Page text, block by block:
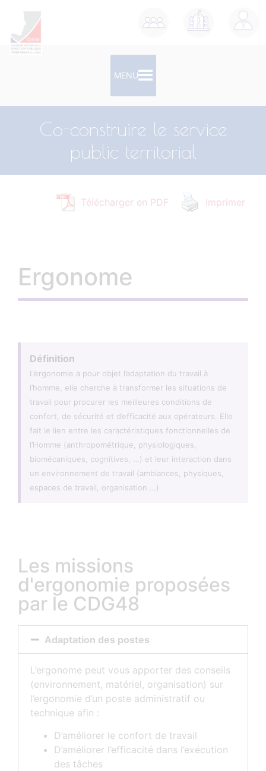
MENU
Co-construire le service
public territorial
Télécharger en PDF Imprimer
Ergonome
Définition
L’ergonomie a pour objet l’adaptation du travail à
l’homme, elle cherche à transformer les situations de
travail pour procurer les meilleures conditions de
confort, de sécurité et d’efficacité aux opérateurs. Elle
fait le lien entre les caractéristiques fonctionnelles de
l’Homme (anthropométrique, physiologiques,
biomécaniques, cognitives, …) et leur interaction dans
un environnement de travail (ambiances, physiques,
espaces de travail, organisation …)
Les missions
d'ergonomie proposées
par le CDG48
Adaptation des postes
L’ergonome peut vous apporter des conseils
(environnement, matériel, organisation) sur
l’ergonomie d’un poste administratif ou
technique afin :
D’améliorer le confort de travail
D’améliorer l’efficacité dans l’exécution
des tâches